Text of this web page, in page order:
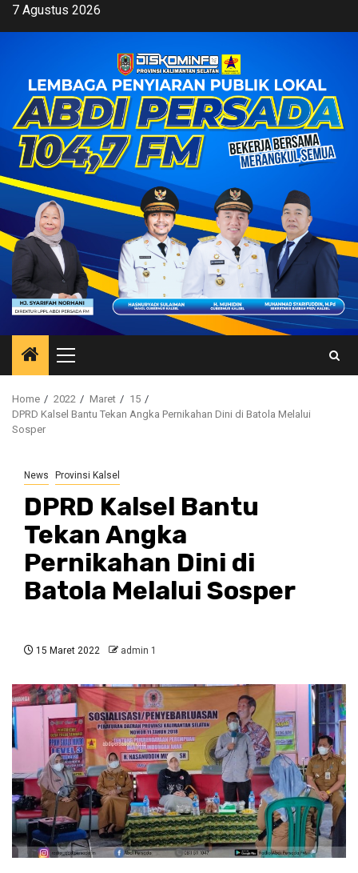
Skip7 Agustus 2026
Primary
Menu
Home 2022 Maret
15
DPRD Kalsel Bantu Tekan Angka Pernikahan Dini di Batola Melalui
Sosper
News Provinsi Kalsel
DPRD Kalsel Bantu
Tekan Angka
Pernikahan Dini di
Batola Melalui Sosper
15 Maret 2022 admin 1